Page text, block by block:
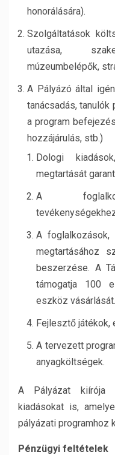
honorálására).
Szolgáltatások
utazása,
múzeumbelépők,
A Pályázó által
tanácsadás,
a program
hozzájárulás, stb.)
Dologi
megtartását
A
A foglalkozások,
megtartásához
beszerzése. A
támogatja 100
eszköz vásárlását.
Fejlesztő játékok,
A tervezett
anyagköltségek.
A Pályázat kiírója
kiadásokat is,
pályázati programhoz
Pénzügyi feltételek